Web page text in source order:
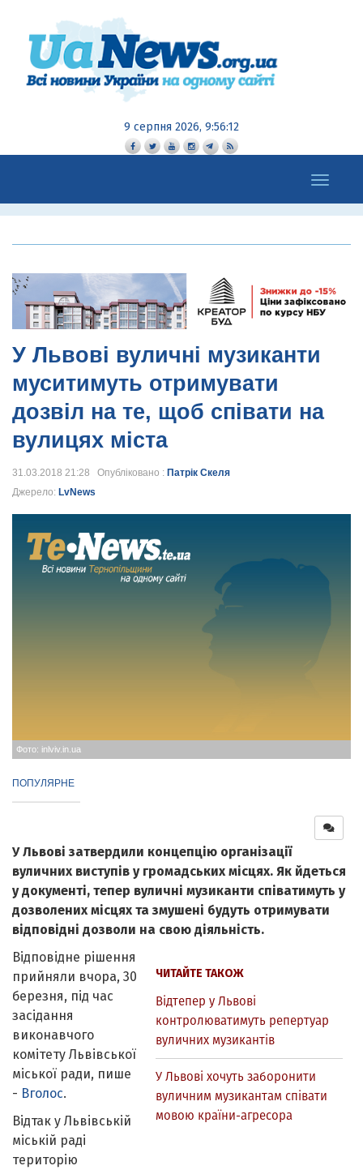
9 серпня 2026, 9:56:14
Toggle
navigation
У Львові вуличні музиканти
муситимуть отримувати
дозвіл на те, щоб співати на
вулицях міста
31.03.2018 21:28 Опубліковано : Патрік Скеля
Джерело: LvNews
Фото: inlviv.in.ua
ПОПУЛЯРНЕ
У Львові затвердили концепцію організації
вуличних виступів у громадських місцях. Як йдеться
у документі, тепер вуличні музиканти співатимуть у
дозволених місцях та змушені будуть отримувати
відповідні дозволи на свою діяльність.
ЧИТАЙТЕ ТАКОЖ
Відтепер у Львові
контролюватимуть репертуар
вуличних музикантів
У Львові хочуть заборонити
вуличним музикантам співати
мовою країни-агресора
Відповідне рішення
прийняли вчора, 30
березня, під час
засідання
виконавчого
комітету Львівської
міської ради, пише
- Вголос.
Відтак у Львівській
міській раді
територію